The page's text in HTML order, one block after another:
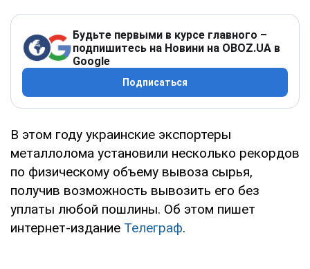
Будьте первыми в курсе главного –
подпишитесь на Новини на OBOZ.UA в
Google
Подписаться
В этом году украинские экспортеры
металлолома установили несколько рекордов
по физическому объему вывоза сырья,
получив возможность вывозить его без
уплаты любой пошлины. Об этом пишет
интернет-издание Телеграф.